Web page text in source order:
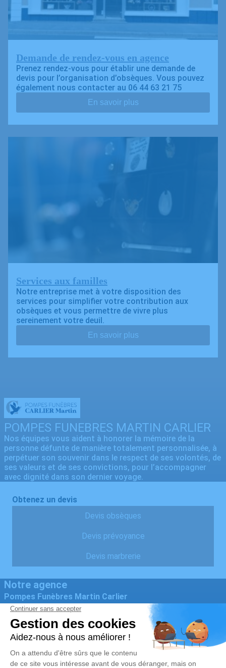
Demande de rendez-vous en agence
Prenez rendez-vous pour établir une demande de
devis pour l’organisation d’obsèques. Vous pouvez
également nous contacter au 06 44 63 21 75
En savoir plus
Services aux familles
Notre entreprise met à votre disposition des
services pour simplifier votre contribution aux
obsèques et vous permettre de vivre plus
sereinement votre deuil.
En savoir plus
POMPES FUNEBRES MARTIN CARLIER
Nos équipes vous aident à honorer la mémoire de la
personne défunte de manière totalement personnalisée, à
perpétuer son souvenir dans le respect de ses volontés, de
ses valeurs et de ses convictions, pour l’accompagner
avec dignité dans son dernier voyage.
Obtenez un devis
Devis obsèques
Devis prévoyance
Devis marbrerie
Notre agence
Pompes Funèbres Martin Carlier
06 44 63 21 75
pfcarliermartin@gmail.com
32 Grand Rue - 62129 - Thérouanne
5/5 - 21 avis
Nos Services Liens utiles